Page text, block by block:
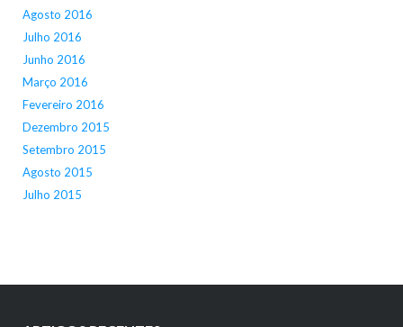
Agosto 2016
Julho 2016
Junho 2016
Março 2016
Fevereiro 2016
Dezembro 2015
Setembro 2015
Agosto 2015
Julho 2015